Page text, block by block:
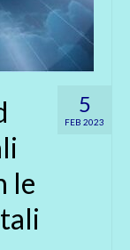
5
FEB 2023
le